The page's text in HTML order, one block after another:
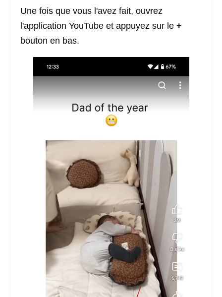
Une fois que vous l'avez fait, ouvrez
l'application YouTube et appuyez sur le +
bouton en bas.